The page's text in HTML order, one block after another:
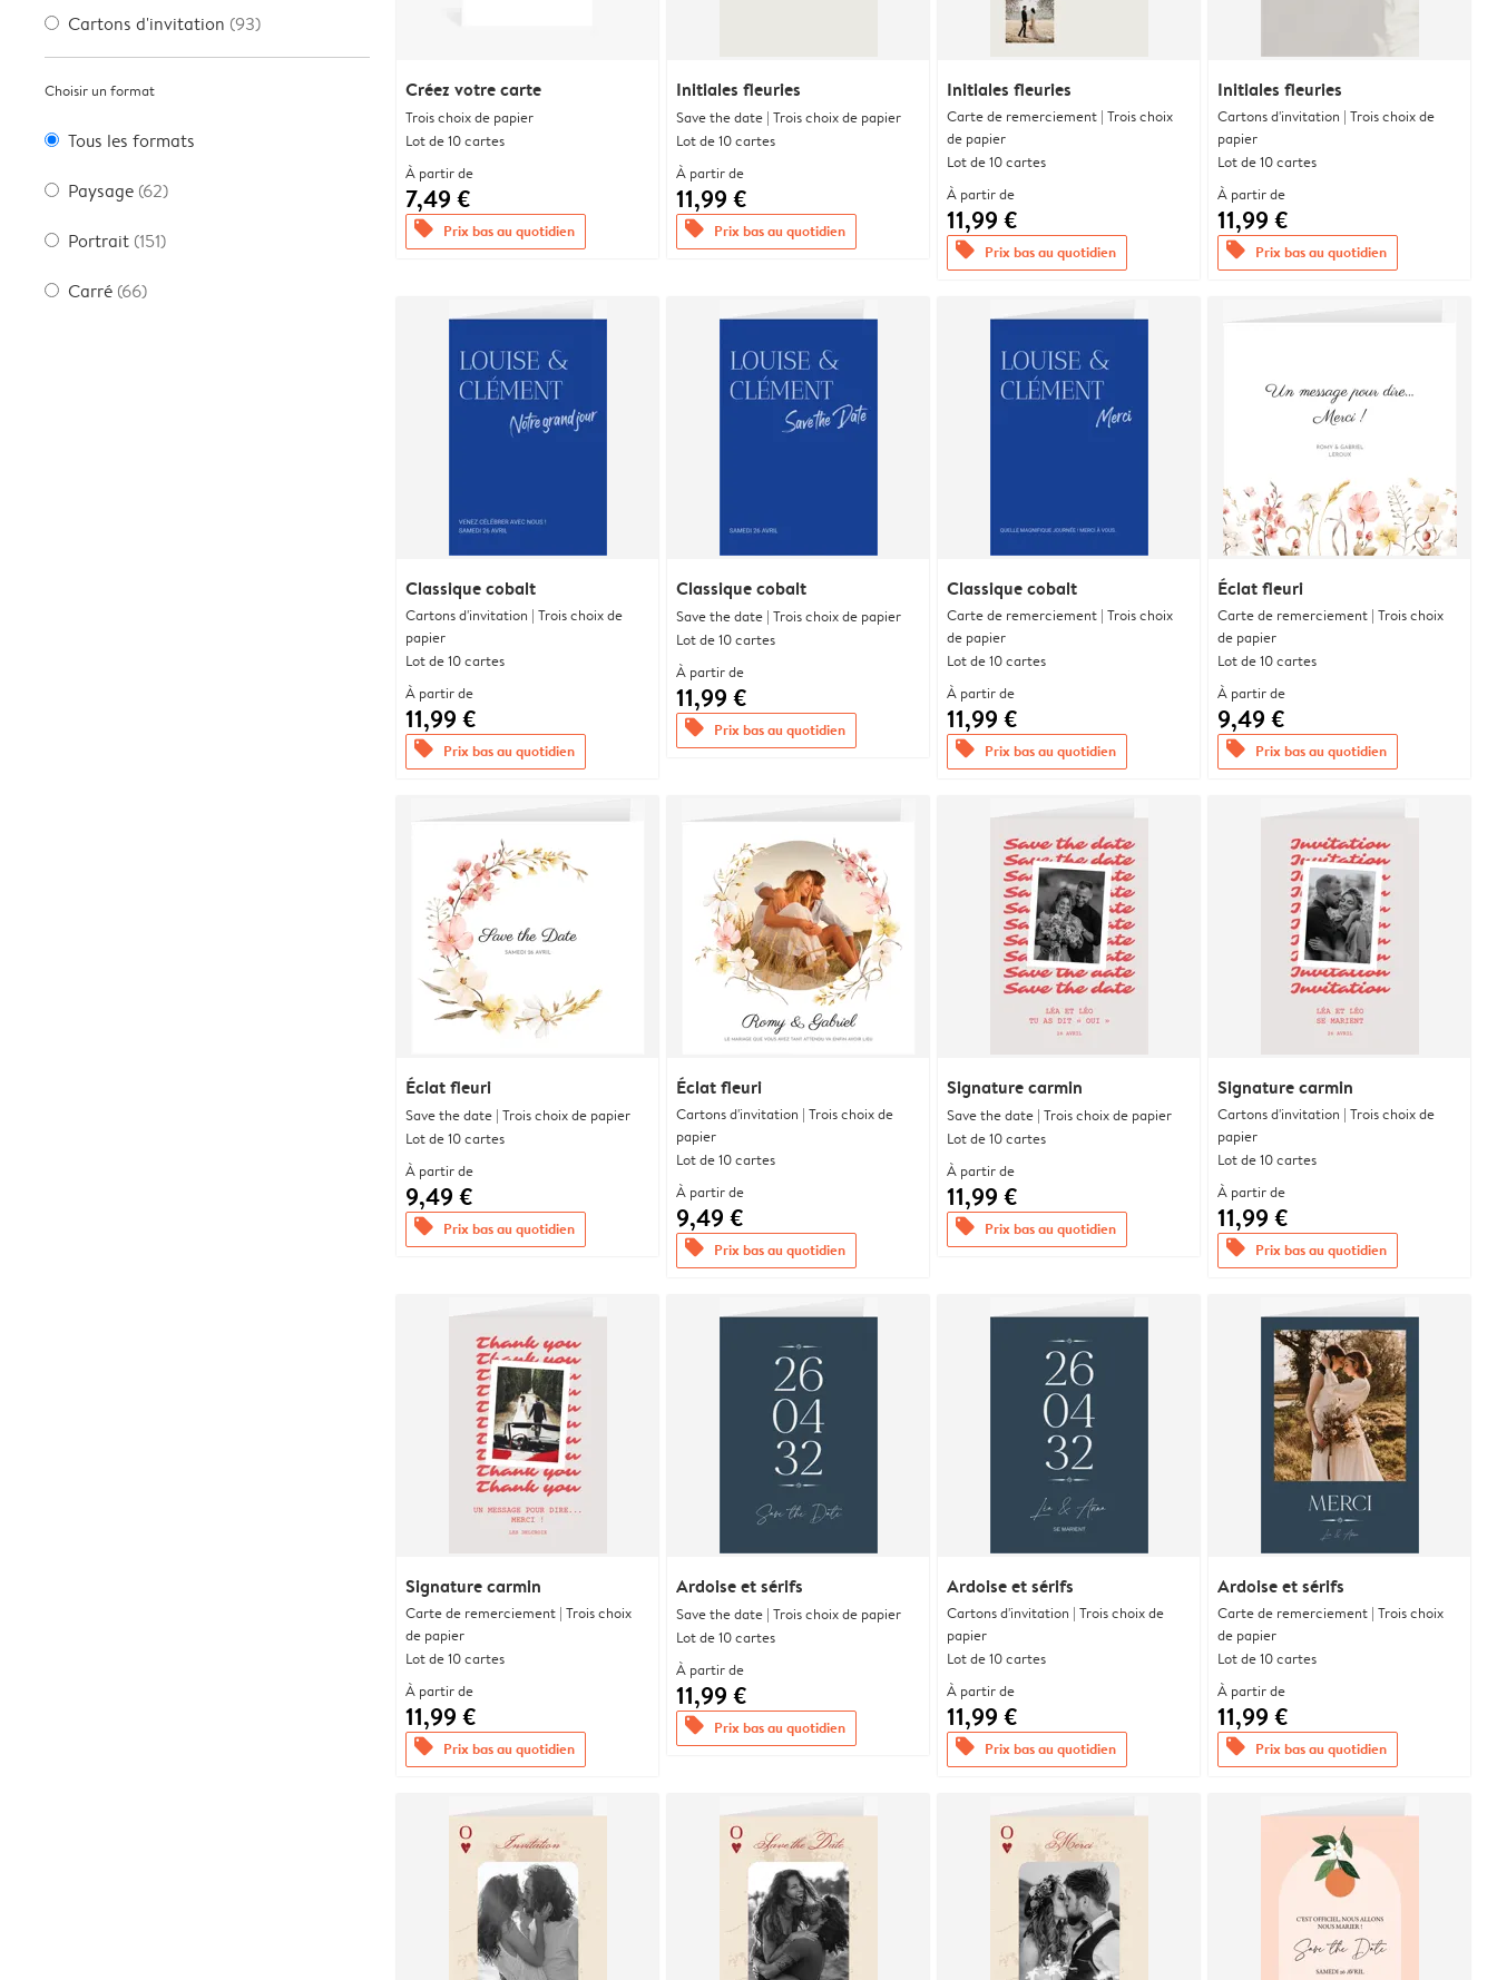
Cartons d'invitation (93)
Choisir un format
Tous les formats
Paysage (62)
Portrait (151)
Carré (66)
Créez votre carte
Trois choix de papier
Lot de 10 cartes
À partir de
7,49 €
offers Prix bas au quotidien
Initiales fleuries
Save the date | Trois choix de papier
Lot de 10 cartes
À partir de
11,99 €
offers Prix bas au quotidien
Initiales fleuries
Carte de remerciement | Trois choix
de papier
Lot de 10 cartes
À partir de
11,99 €
offers Prix bas au quotidien
Initiales fleuries
Cartons d'invitation | Trois choix de
papier
Lot de 10 cartes
À partir de
11,99 €
offers Prix bas au quotidien
Classique cobalt
Cartons d'invitation | Trois choix de
papier
Lot de 10 cartes
À partir de
11,99 €
offers Prix bas au quotidien
Classique cobalt
Save the date | Trois choix de papier
Lot de 10 cartes
À partir de
11,99 €
offers Prix bas au quotidien
Classique cobalt
Carte de remerciement | Trois choix
de papier
Lot de 10 cartes
À partir de
11,99 €
offers Prix bas au quotidien
Éclat fleuri
Carte de remerciement | Trois choix
de papier
Lot de 10 cartes
À partir de
9,49 €
offers Prix bas au quotidien
Éclat fleuri
Save the date | Trois choix de papier
Lot de 10 cartes
À partir de
9,49 €
offers Prix bas au quotidien
Éclat fleuri
Cartons d'invitation | Trois choix de
papier
Lot de 10 cartes
À partir de
9,49 €
offers Prix bas au quotidien
Signature carmin
Save the date | Trois choix de papier
Lot de 10 cartes
À partir de
11,99 €
offers Prix bas au quotidien
Signature carmin
Cartons d'invitation | Trois choix de
papier
Lot de 10 cartes
À partir de
11,99 €
offers Prix bas au quotidien
Signature carmin
Carte de remerciement | Trois choix
de papier
Lot de 10 cartes
À partir de
11,99 €
offers Prix bas au quotidien
Ardoise et sérifs
Save the date | Trois choix de papier
Lot de 10 cartes
À partir de
11,99 €
offers Prix bas au quotidien
Ardoise et sérifs
Cartons d'invitation | Trois choix de
papier
Lot de 10 cartes
À partir de
11,99 €
offers Prix bas au quotidien
Ardoise et sérifs
Carte de remerciement | Trois choix
de papier
Lot de 10 cartes
À partir de
11,99 €
offers Prix bas au quotidien